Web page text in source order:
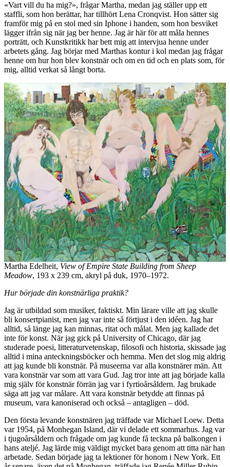
«Vart vill du ha mig?», frågar Martha, medan jag ställer upp ett
staffli, som hon berättar, har tillhört Lena Cronqvist. Hon sätter sig
framför mig på en stol med sin Iphone i handen, som hon besviket
lägger ifrån sig när jag ber henne. Jag är här för att måla hennes
porträtt, och Kunstkritikk har bett mig att intervjua henne under
arbetets gång. Jag börjar med Marthas kontur i kol medan jag frågar
henne om hur hon blev konstnär och om en tid och en plats som, för
mig, alltid verkat så långt borta.
Martha Edelheit, View of Empire State Building from Sheep
Meadow, 193 x 239 cm, akryl på duk, 1970–1972.
Hur började din konstnärliga praktik?
Jag är utbildad som musiker, faktiskt. Min lärare ville att jag skulle
bli konsertpianist, men jag var inte så förtjust i den idéen. Jag har
alltid, så länge jag kan minnas, ritat och målat. Men jag kallade det
inte för konst. När jag gick på University of Chicago, där jag
studerade poesi, litteraturvetenskap, filosofi och historia, skissade jag
alltid i mina anteckningsböcker och hemma. Men det slog mig aldrig
att jag kunde bli konstnär. På museerna var alla konstnärer män. Att
vara konstnär var som att vara Gud. Jag tror inte att jag började kalla
mig själv för konstnär förrän jag var i fyrtioårsåldern. Jag brukade
säga att jag var målare. Att vara konstnär betydde att finnas på
museum, vara kanoniserad och också – antagligen – död.
Den första levande konstnären jag träffade var Michael Loew. Detta
var 1954, på Monhegan Island, där vi delade ett sommarhus. Jag var
i tjugoårsåldern och frågade om jag kunde få teckna på balkongen i
hans ateljé. Jag lärde mig väldigt mycket bara genom att titta när han
arbetade. Sedan började jag ta lektioner för honom i New York. Ett